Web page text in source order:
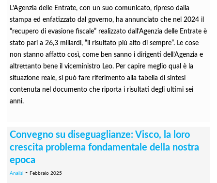
L’Agenzia delle Entrate, con un suo comunicato, ripreso dalla
stampa ed enfatizzato dal governo, ha annunciato che nel 2024 il
“recupero di evasione fiscale” realizzato dall’Agenzia delle Entrate è
stato pari a 26,3 miliardi, “il risultato più alto di sempre”. Le cose
non stanno affatto così, come ben sanno i dirigenti dell’Agenzia e
altrettanto bene il viceministro Leo. Per capire meglio qual è la
situazione reale, si può fare riferimento alla tabella di sintesi
contenuta nel documento che riporta i risultati degli ultimi sei
anni.
Convegno su diseguaglianze: Visco, la loro
crescita problema fondamentale della nostra
epoca
Analisi - Febbraio 2025